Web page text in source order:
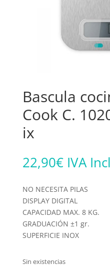
Bascula
Cook C.
ix
22,90€ IVA
NO NECESITA PILAS
DISPLAY DIGITAL
CAPACIDAD MAX. 8 KG.
GRADUACIÓN ±1 gr.
SUPERFICIE INOX
Sin existencias